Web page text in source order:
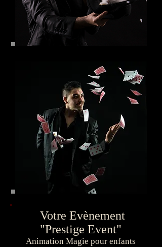
Votre Evènement
"Prestige Event"
Animation Magie pour enfants